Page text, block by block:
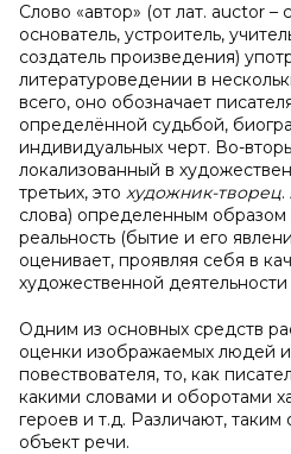
Слово «автор» (от лат. auctor –
основатель, устроитель,
создатель произведения)
литературоведении в
всего, оно обозначает
определённой судьбой,
индивидуальных черт. Во-
локализованный в
третьих, это художник-творец.
слова) определенным
реальность (бытие и его
оценивает, проявляя себя в
художественной деятельности
Одним из основных средств
оценки изображаемых людей
повествователя, то, как
какими словами и оборотами
героев и т.д. Различают,
объект речи.